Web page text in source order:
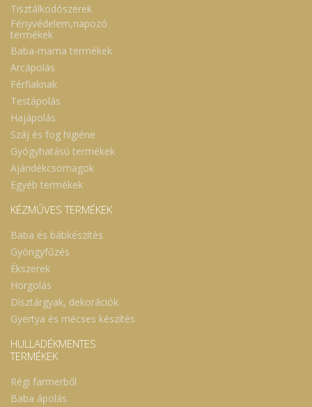
Tisztálkodószerek
Fényvédelem,napozó
termékek
Baba-mama termékek
Arcápolás
Férfiaknak
Testápolás
Hajápolás
Száj és fog higiéne
Gyógyhatású termékek
Ajándékcsomagok
Egyéb termékek
KÉZMŰVES TERMÉKEK
Baba és bábkészítés
Gyöngyfűzés
Ékszerek
Horgolás
Dísztárgyak, dekorációk
Gyertya és mécses készítés
HULLADÉKMENTES
TERMÉKEK
Régi farmerből
Baba ápolás